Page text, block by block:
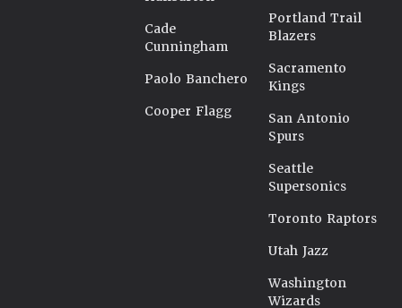
Cade
Cunningham
Paolo Banchero
Cooper Flagg
Portland Trail
Blazers
Sacramento
Kings
San Antonio
Spurs
Seattle
Supersonics
Toronto Raptors
Utah Jazz
Washington
Wizards